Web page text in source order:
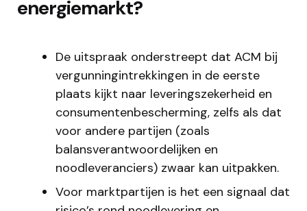
energiemarkt?
De uitspraak onderstreept dat ACM bij
vergunningintrekkingen in de eerste
plaats kijkt naar leveringszekerheid en
consumentenbescherming, zelfs als dat
voor andere partijen (zoals
balansverantwoordelijken en
noodleveranciers) zwaar kan uitpakken.
Voor marktpartijen is het een signaal dat